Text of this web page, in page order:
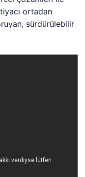
ortadan
sürdürülebilir